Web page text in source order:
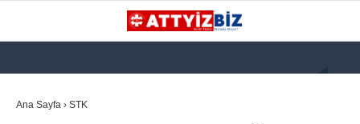
Ana Sayfa › STK